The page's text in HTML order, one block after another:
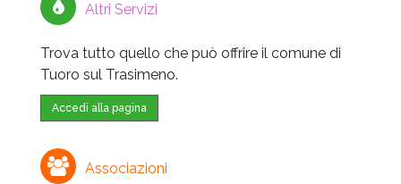
Altri Servizi
Trova tutto quello che può offrire il comune di
Tuoro sul Trasimeno.
Accedi alla pagina
Associazioni